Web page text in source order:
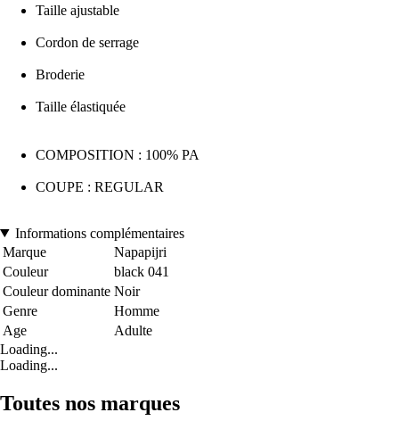
Taille ajustable
Cordon de serrage
Broderie
Taille élastiquée
COMPOSITION : 100% PA
COUPE : REGULAR
Informations complémentaires
Marque
Napapijri
Couleur
black 041
Couleur dominante Noir
Genre
Homme
Age
Adulte
Loading...
Loading...
Toutes nos marques